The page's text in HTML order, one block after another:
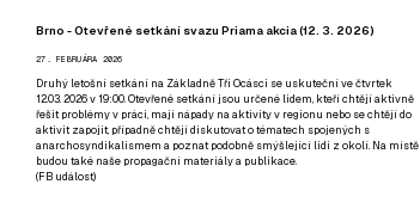
Brno - Otevřené setkání svazu Priama akcia (12. 3. 2026)
27. FEBRUÁRA 2026
Druhý letošní setkání na Základně Tři Ocásci se uskuteční ve čtvrtek
12.03. 2026 v 19:00. Otevřené setkání jsou určené lidem, kteří chtějí aktivně
řešit problémy v práci, mají nápady na aktivity v regionu nebo se chtějí do
aktivit zapojit, případně chtějí diskutovat o tématech spojených s
anarchosyndikalismem a poznat podobně smýšlející lidi z okolí. Na místě
budou také naše propagační materiály a publikace.
(FB událost)